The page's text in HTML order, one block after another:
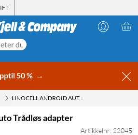
50 % →
LINOCELL ANDROID AUTO TRÅDLØS ADAPTER
Trådløs adapter
Artikkelnr: 22045